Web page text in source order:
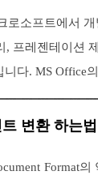
로소프트에서
, 프레젠테이션
니다. MS Office
변환 하는법
Format